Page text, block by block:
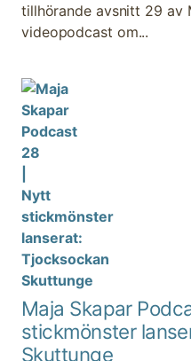
tillhörande avsnitt 29 av
videopodcast om...
Maja Skapar
stickmönster
Skuttunge